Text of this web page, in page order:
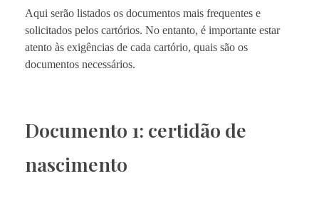
Aqui serão listados os documentos mais frequentes e
solicitados pelos cartórios. No entanto, é importante estar
atento às exigências de cada cartório, quais são os
documentos necessários.
Documento 1: certidão de
nascimento